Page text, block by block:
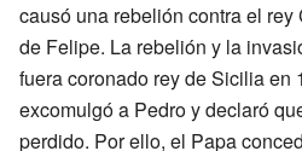
causó una rebelión contra el
de Felipe. La rebelión y la
fuera coronado rey de Sicilia en
excomulgó a Pedro y declaró
perdido. Por ello, el Papa